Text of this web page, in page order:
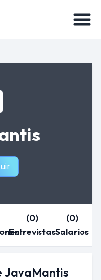
(0)
Entrevistas
(0)
Salarios
JavaMantis